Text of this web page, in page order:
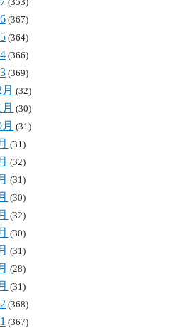
(367)
(364)
(366)
(369)
(32)
(30)
(31)
(31)
(32)
(31)
(30)
(32)
(30)
(31)
(28)
(31)
(368)
(367)